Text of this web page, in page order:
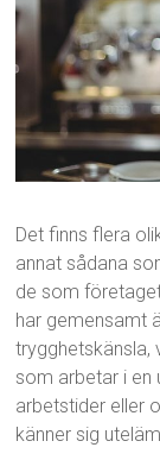
Det finns flera
annat sådana
de som
har gemensamt
trygghetskänsla,
som arbetar i en
arbetstider eller
känner sig